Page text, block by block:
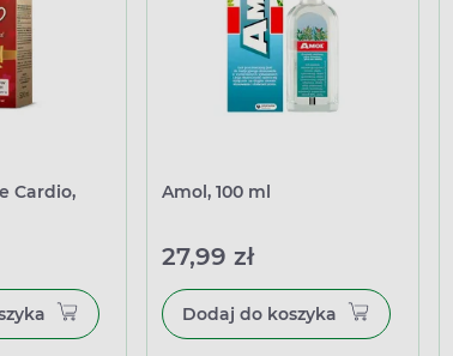
Cardio,
koszyka
Amol, 100 ml
27,99 zł
Dodaj do koszyka